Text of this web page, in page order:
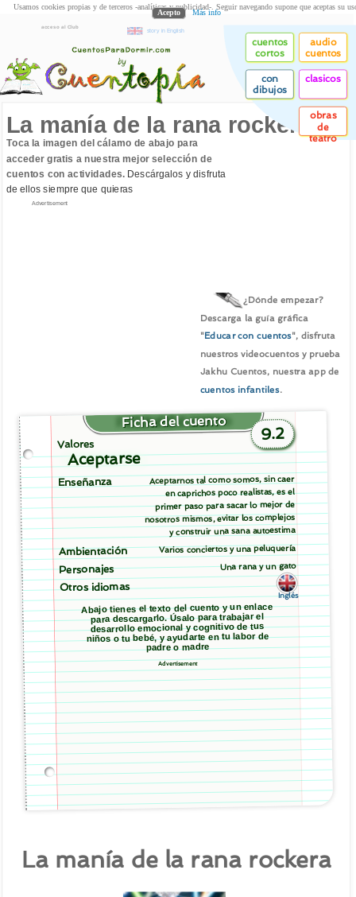
acceso al Club
story in English
cuentos
cortos
audio
cuentos
con
dibujos
clasicos
obras
de
teatro
La manía de la rana rockera
Toca la imagen del cálamo de abajo para
acceder gratis a nuestra mejor selección de
cuentos con actividades.Descárgalos y disfruta
de ellos siempre que quieras
Advertisement
¿Dónde empezar?
Descarga la guía gráfica
"Educar con cuentos", disfruta
nuestros videocuentos y prueba
Jakhu Cuentos, nuestra app de
cuentos infantiles.
Ficha del cuento
9.2
Valores
Aceptarse
Enseñanza Aceptarnos tal como somos, sin caer
en caprichos poco realistas, es el
primer paso para sacar lo mejor de
nosotros mismos, evitar los complejos
y construir una sana autoestima
Ambientación Varios conciertos y una peluquería
Personajes Una rana y un gato
Otros idiomas
Inglés
Abajo tienes el texto del cuento y un enlace
para descargarlo. Úsalo para trabajar el
desarrollo emocional y cognitivo de tus
niños o tu bebé, y ayudarte en tu labor de
padre o madre
Advertisement
La manía de la rana rockera
Usamos cookies propias y de terceros -analíticas y publicidad-. Seguir navegando supone que aceptas su
Acepto Más info